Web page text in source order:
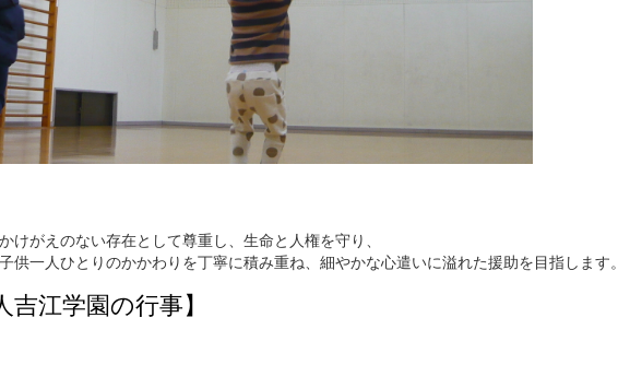
けがえのない存在として尊重し、生命と人権を守り、
供一人ひとりのかかわりを丁寧に積み重ね、細やかな心遣いに溢れた援助を目指します。
吉江学園の行事】